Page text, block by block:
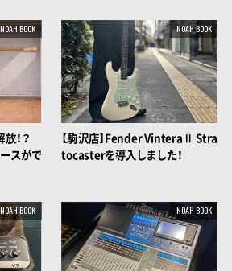
NOAH BOOK
放！？
スがで
NOAH BOOK
【駒沢店】Fender VinteraⅡ Stra
tocasterを導入しました！
NOAH BOOK NOAH BOOK